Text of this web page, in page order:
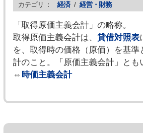
カテゴリ ： 経済 / 経営・財務
「取得原価主義会計」の略称。
取得原価主義会計は、 貸借対照表
を、取得時の価格（原価）を基準
計のこと。「原価主義会計」とも
⇔ 時価主義会計